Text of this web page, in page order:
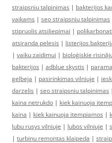
straipsniu talpinimas | bakterijos
vaikams | seo straipsniu talpinimas
stipruolis atsiliepimai |
atsiranda pelesis | listerijos
| vaiku zaidimui | bioloģiskie
bakterijos | adblue skystis |
gelbeja | pasirinkimas vilniuje |
darzelis | seo straipsniu talpinimas
kaina netrukdo | kiek kainuoja
kaina | kiek kainuoja itempiamos |
lubu rusys vilniuje | lubos vilniuje |
| turbinu remontas klaipeda |